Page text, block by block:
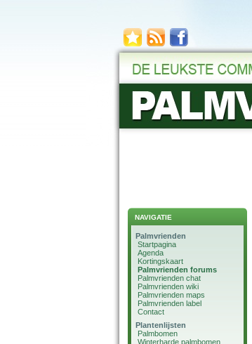
NAVIGATIE
Palmvrienden
Startpagina
Agenda
Kortingskaart
Palmvrienden forums
Palmvrienden chat
Palmvrienden wiki
Palmvrienden maps
Palmvrienden label
Contact
Plantenlijsten
Palmbomen
Winterharde palmbomen